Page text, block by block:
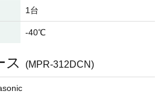
1台
-40℃
ス (MPR-312DCN)